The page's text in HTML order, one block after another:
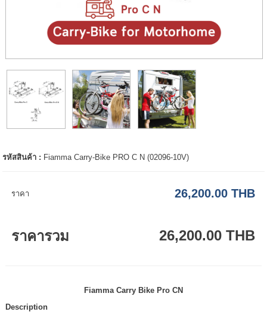
รหัสสินค้า : Fiamma Carry-Bike PRO C N (02096-10V)
ราคา 26,200.00 THB
ราคารวม 26,200.00 THB
Fiamma Carry Bike Pro CN
Description